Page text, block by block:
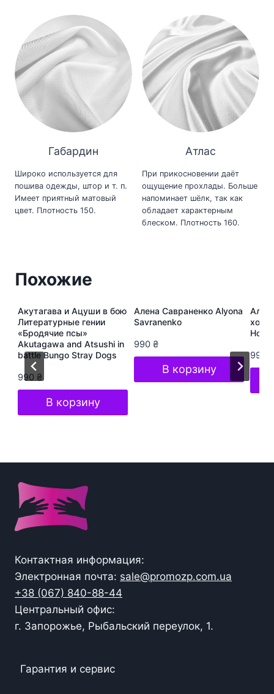
Габардин
Широко используется для
пошива одежды, штор и т. п.
Имеет приятный матовый
цвет. Плотность 150.
Атлас
При прикосновении даёт
ощущение прохлады. Больше
напоминает шёлк, так как
обладает характерным
блеском. Плотность 160.
Похожие
Акутагава и Ацуши в бою
Литературные гении
«Бродячие псы»
Akutagawa and Atsushi in
battle Bungo Stray Dogs
990 ₴
В корзину
Алена Савраненко Alyona
Savranenko
990 ₴
В корзину
хоп
Hop
990
Контактная информация:
Электронная почта: sale@promozp.com.ua
+38 (067) 840-88-44
Центральный офис:
г. Запорожье, Рыбальский переулок, 1.
Гарантия и сервис